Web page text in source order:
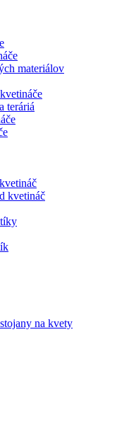
materiálov
teráriá
kvetináč
na kvety